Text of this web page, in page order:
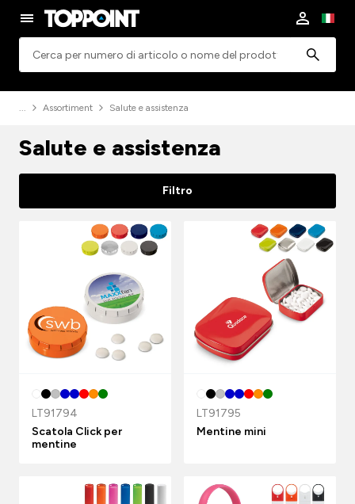
Assortiment Salute e assistenza
Salute e assistenza
Filtro
LT91794
Scatola Click per
mentine
LT91795
Mentine mini